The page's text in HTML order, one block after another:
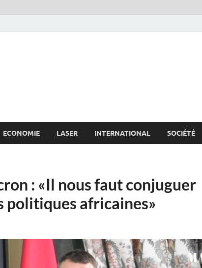
ECONOMIE LASER INTERNATIONAL SOCIÉTÉ
: «Il nous faut conjuguer
politiques africaines»